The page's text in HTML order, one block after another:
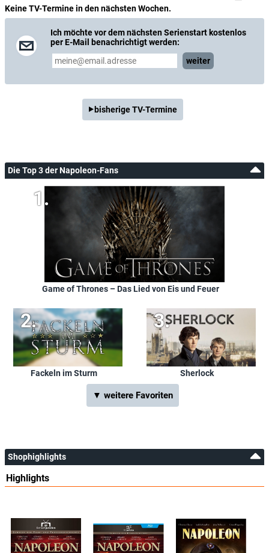
Keine TV-Termine in den nächsten Wochen.
Ich möchte vor dem nächsten Serienstart kostenlos
per E-Mail benachrichtigt werden:
weiter
bisherige TV-Termine
Die Top 3 der Napoleon-Fans
Game of Thrones – Das Lied von Eis und Feuer
Fackeln im Sturm Sherlock
▼ weitere Favoriten
Shophighlights
Highlights